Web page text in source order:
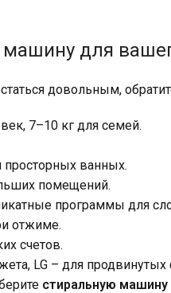
для
довольным,
7–10 кг для семей.
ванных.
помещений.
программы для
отжиме.
счетов.
LG – для
стиральную